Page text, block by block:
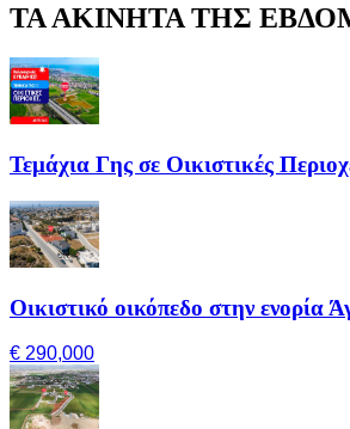
ΤΑ ΑΚΙΝΗΤΑ ΤΗΣ
Τεμάχια Γης σε Οικιστικές
Οικιστικό οικόπεδο στην ενορία
€ 290,000